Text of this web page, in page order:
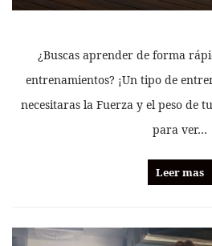
¿Buscas aprender de forma
entrenamientos? ¡Un tipo de
necesitaras la Fuerza y el peso de
para ver…
Leer mas